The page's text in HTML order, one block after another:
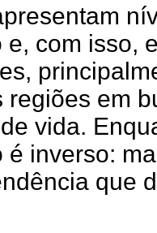
e, com isso,
regiões em
vida.
é inverso:
que